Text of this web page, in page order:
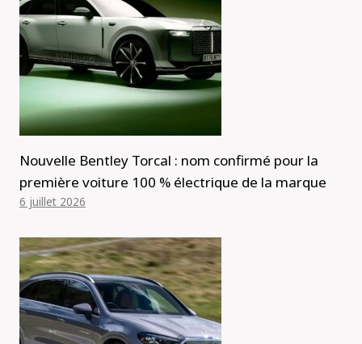
Nouvelle Bentley Torcal : nom confirmé pour la
première voiture 100 % électrique de la marque
6 juillet 2026